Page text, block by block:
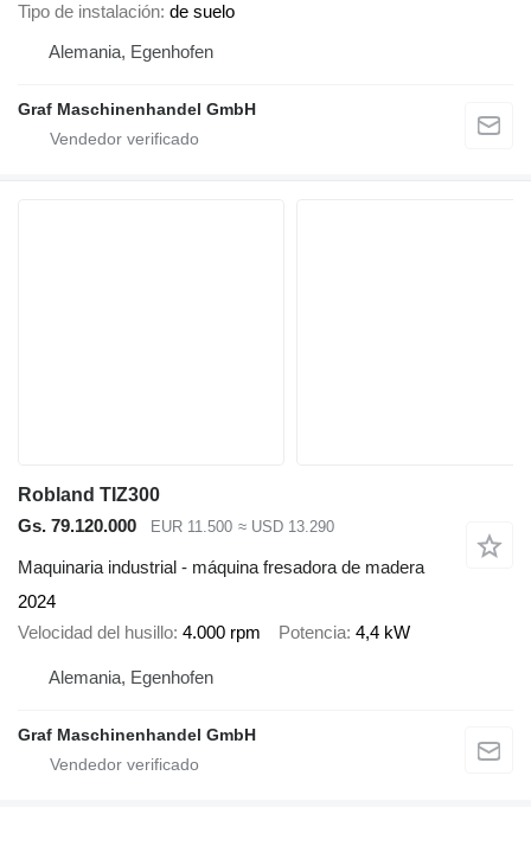
Tipo de instalación de suelo
Alemania, Egenhofen
Graf Maschinenhandel GmbH
Robland TIZ300
Gs. 79.120.000
EUR 11.500 ≈ USD 13.290
Maquinaria industrial - máquina fresadora de madera
2024
Velocidad del husillo 4.000 rpm Potencia 4,4 kW
Alemania, Egenhofen
Graf Maschinenhandel GmbH